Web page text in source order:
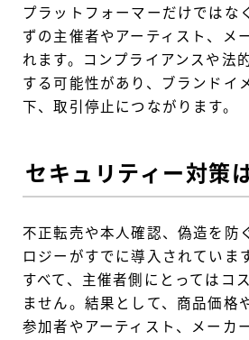
プラットフォーマーだけではな
ずの主催者やアーティスト、メ
れます。コンプライアンスや法
する可能性があり、ブランドイ
下、取引停止につながります。
セキュリティー対策
不正転売や本人確認、偽造を防
ロジーがすでに導入されていま
すべて、主催者側にとってはコ
ません。結果として、商品価格
参加者やアーティスト、メーカ